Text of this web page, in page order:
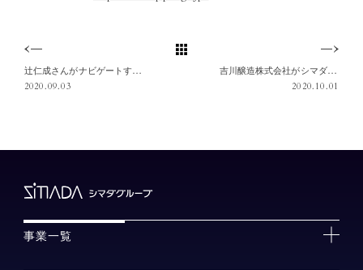
辻仁成さんがナビゲートするパリのオンラインツアーを開催します
2020.09.03
吉川醸造株式会社がシマダグループの一員になりました
2020.10.01
事業一覧